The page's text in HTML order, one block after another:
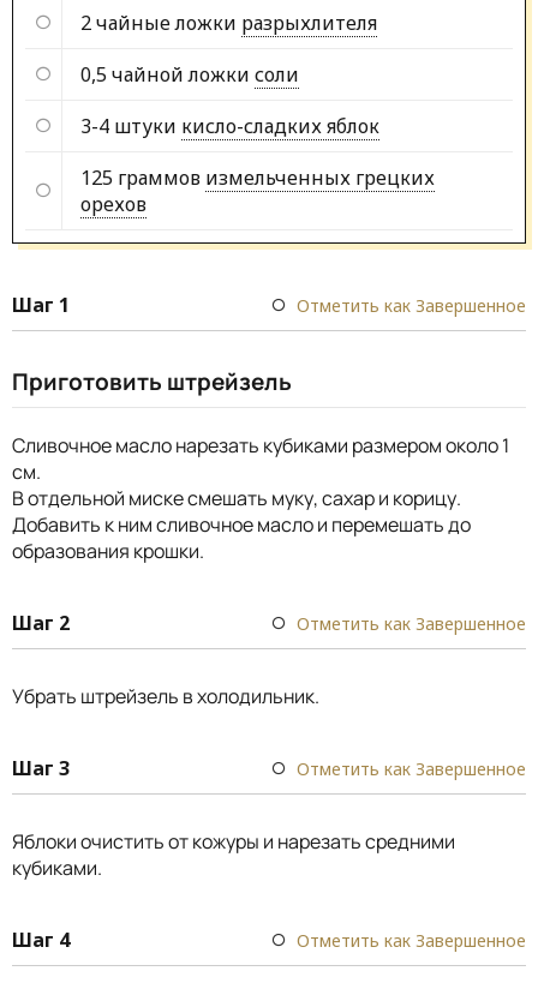
2 чайные ложки разрыхлителя
0,5 чайной ложки соли
3-4 штуки кисло-сладких яблок
125 граммов измельченных грецких
орехов
Шаг 1 Отметить как Завершенное
Приготовить штрейзель
Сливочное масло нарезать кубиками размером около 1
см.
В отдельной миске смешать муку, сахар и корицу.
Добавить к ним сливочное масло и перемешать до
образования крошки.
Шаг 2 Отметить как Завершенное
Убрать штрейзель в холодильник.
Шаг 3 Отметить как Завершенное
Яблоки очистить от кожуры и нарезать средними
кубиками.
Шаг 4 Отметить как Завершенное